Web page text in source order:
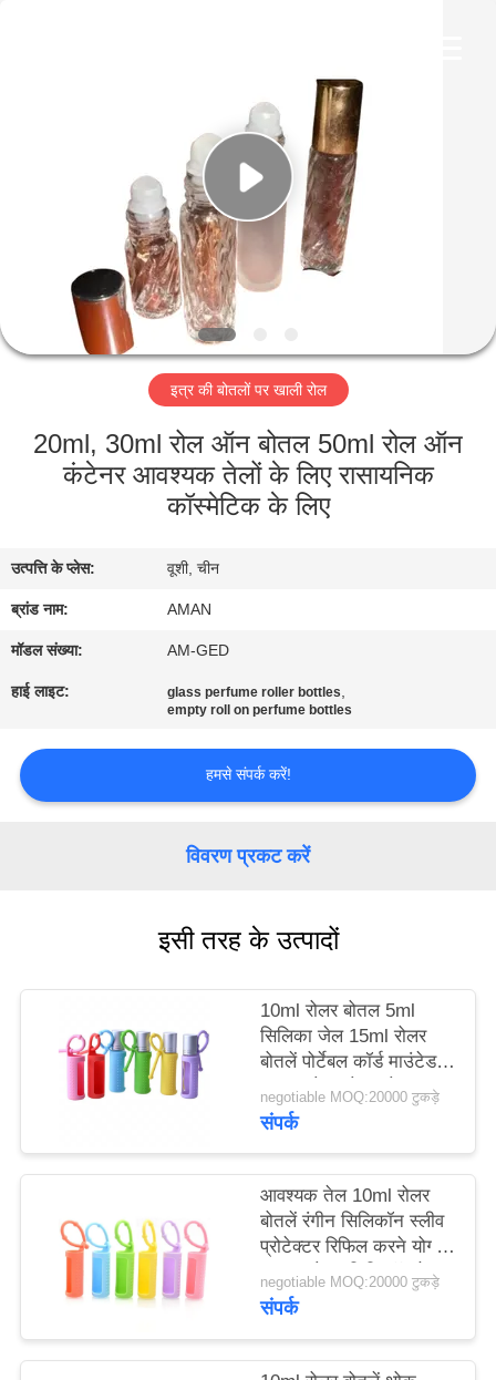
वीआर
शो
हमारे
कारखाना
दौरा
गुणवत्ता
हमसे
का
साइटमैप
इत्र की बोतलों पर खाली रोल
20ml, 30ml रोल ऑन बोतल 50ml रोल ऑन
कंटेनर आवश्यक तेलों के लिए रासायनिक
कॉस्मेटिक के लिए
उत्पत्ति के प्लेस: वूशी, चीन
ब्रांड नाम: AMAN
मॉडल संख्या: AM-GED
हाई लाइट: glass perfume roller bottles,
empty roll on perfume bottles
हमसे संपर्क करें!
विवरण प्रकट करें
इसी तरह के उत्पादों
10ml रोलर बोतल 5ml
सिलिका जेल 15ml रोलर
बोतलें पोर्टेबल कॉर्ड माउंटेड
पुन: प्रयोज्य रोलर बोतल
सुरक्षात्मक सिलिकॉन कवर
negotiable MOQ:20000 टुकड़े
संपर्क
आवश्यक तेल 10ml रोलर
बोतलें रंगीन सिलिकॉन स्लीव
प्रोटेक्टर रिफिल करने योग्य
परफ्यूम रोलर सिलिकॉन केस
negotiable MOQ:20000 टुकड़े
संपर्क